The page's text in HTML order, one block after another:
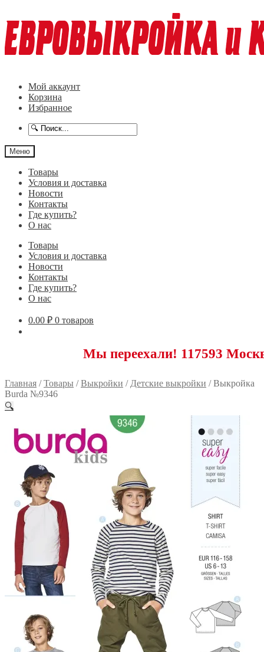
к
навигации
к
содержимому
Мой аккаунт
Корзина
Избранное
Меню
Товары
Условия и доставка
Новости
Контакты
Где купить?
О нас
Товары
Условия и доставка
Новости
Контакты
Где купить?
О нас
0.00 ₽ 0 товаров
Мы переехали! 117593 Москва,
Главная /Товары /Выкройки / Детские выкройки /Выкройка
Burda №9346
🔍